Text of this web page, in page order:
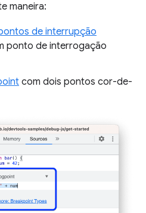
maneira:
de interrupção
ponto de interrogação
com dois pontos cor-de-